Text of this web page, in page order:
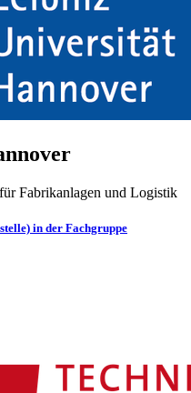
Fabrikanlagen und Logistik
in der Fachgruppe